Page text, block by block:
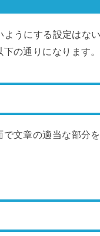
うにする設定はな
の通りになります。
文章の適当な部分を